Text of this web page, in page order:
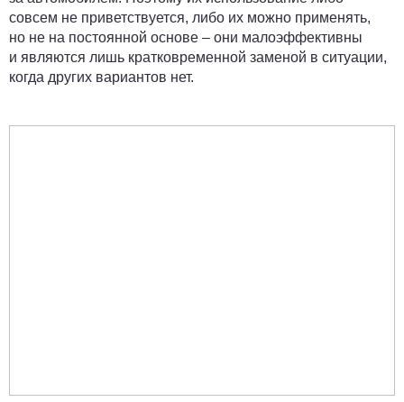
совсем не приветствуется, либо их можно применять,
но не на постоянной основе – они малоэффективны
и являются лишь кратковременной заменой в ситуации,
когда других вариантов нет.